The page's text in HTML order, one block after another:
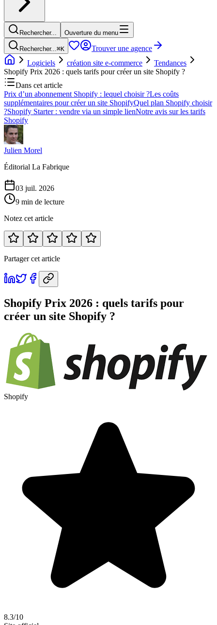
Rechercher... Ouverture du menu
Rechercher...⌘K
Trouver une agence
Logiciels
création site e-commerce
Tendances
Shopify Prix 2026 : quels tarifs pour créer un site Shopify ?
Dans cet article
Prix d’un abonnement Shopify : lequel choisir ?Les coûts
supplémentaires pour créer un site ShopifyQuel plan Shopify choisir
?Shopify Starter : vendre via un simple lienNotre avis sur les tarifs
Shopify
Julien Morel
Éditorial La Fabrique
03 juil. 2026
9 min de lecture
Notez cet article
Partager cet article
Shopify Prix 2026 : quels tarifs pour
créer un site Shopify ?
Shopify
8.3/10